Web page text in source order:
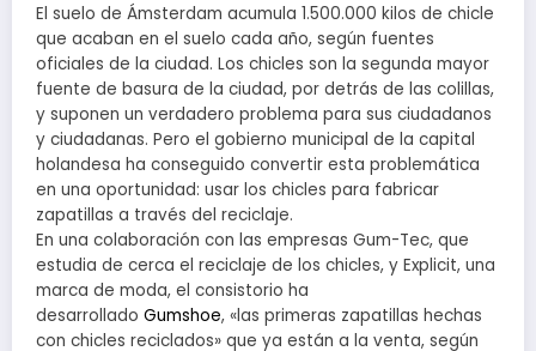
El suelo de Ámsterdam acumula 1.500.000 kilos de chicle
que acaban en el suelo cada año, según fuentes
oficiales de la ciudad. Los chicles son la segunda mayor
fuente de basura de la ciudad, por detrás de las colillas,
y suponen un verdadero problema para sus ciudadanos
y ciudadanas. Pero el gobierno municipal de la capital
holandesa ha conseguido convertir esta problemática
en una oportunidad: usar los chicles para fabricar
zapatillas a través del reciclaje.
En una colaboración con las empresas Gum-Tec, que
estudia de cerca el reciclaje de los chicles, y Explicit, una
marca de moda, el consistorio ha
desarrollado Gumshoe, «las primeras zapatillas hechas
con chicles reciclados» que ya están a la venta, según